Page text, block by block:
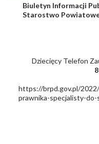
Biuletyn Informacji
Starostwo
Dziecięcy Telefon
https://brpd.gov.pl/
prawnika-specjalisty-